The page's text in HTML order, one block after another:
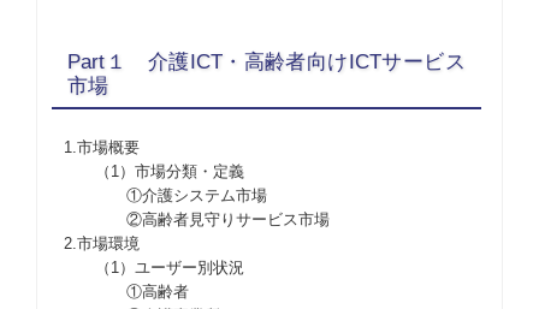
Part１ 介護ICT・高齢者向けICTサービス
市場
1.市場概要
（1）市場分類・定義
①介護システム市場
②高齢者見守りサービス市場
2.市場環境
（1）ユーザー別状況
①高齢者